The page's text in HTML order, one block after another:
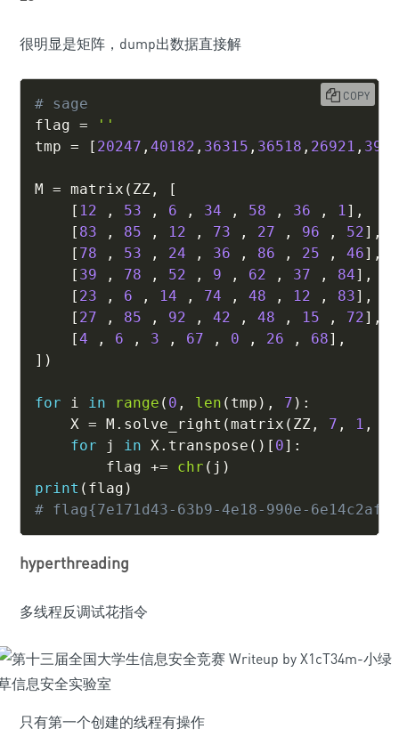
很明显是矩阵，dump出数据直接解
# sage
flag =
''
tmp = [ 20247 , 40182 , 36315 , 36518 , 26921 ,
M = matrix ( ZZ ,
[
[ 12 , 53 , 6 , 34 , 58 , 36 , 1] ,
[ 83 , 85 , 12 , 73 , 27 , 96 , 52] ,
[ 78 , 53 , 24 , 36 , 86 , 25 , 46] ,
[ 39 , 78 , 52 , 9 , 62 , 37 , 84] ,
[ 23 , 6 , 14 , 74 , 48 , 12 , 83] ,
[ 27 , 85 , 92 , 42 , 48 , 15 , 72] ,
[4 , 6 , 3 , 67 , 0 , 26 , 68] ,
] )
for i in range ( 0 , len ( tmp ) , 7 ) :
    X
= M . solve_right (matrix ( ZZ , 7 , 1 ,
for j in X. transpose ( ) [ 0] :
        flag
+= chr ( j )
print ( flag )
# flag{7e171d43-63b9-4e18-990e-
COPY
hyperthreading
多线程反调试花指令
只有第一个创建的线程有操作